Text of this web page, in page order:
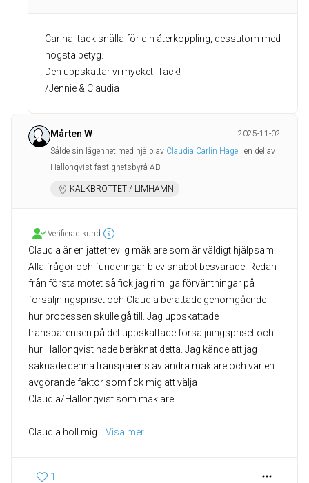
Carina, tack snälla för din återkoppling, dessutom med
högsta betyg.
Den uppskattar vi mycket. Tack!
/Jennie & Claudia
Mårten W
2025-11-02
Sålde sin lägenhet med hjälp av Claudia Carlin Hagel
en del av
Hallonqvist fastighetsbyrå AB
KALKBROTTET / LIMHAMN
Verifierad kund
Claudia är en jättetrevlig mäklare som är väldigt hjälpsam.
Alla frågor och funderingar blev snabbt besvarade. Redan
från första mötet så fick jag rimliga förväntningar på
försäljningspriset och Claudia berättade genomgående
hur processen skulle gå till. Jag uppskattade
transparensen på det uppskattade försäljningspriset och
hur Hallonqvist hade beräknat detta. Jag kände att jag
saknade denna transparens av andra mäklare och var en
avgörande faktor som fick mig att välja
Claudia/Hallonqvist som mäklare.
Claudia höll mig Visa mer
1